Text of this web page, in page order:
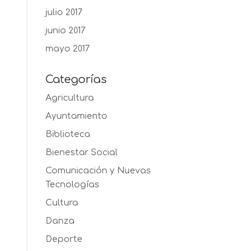
julio 2017
junio 2017
mayo 2017
Categorías
Agricultura
Ayuntamiento
Biblioteca
Bienestar Social
Comunicación y Nuevas
Tecnologías
Cultura
Danza
Deporte